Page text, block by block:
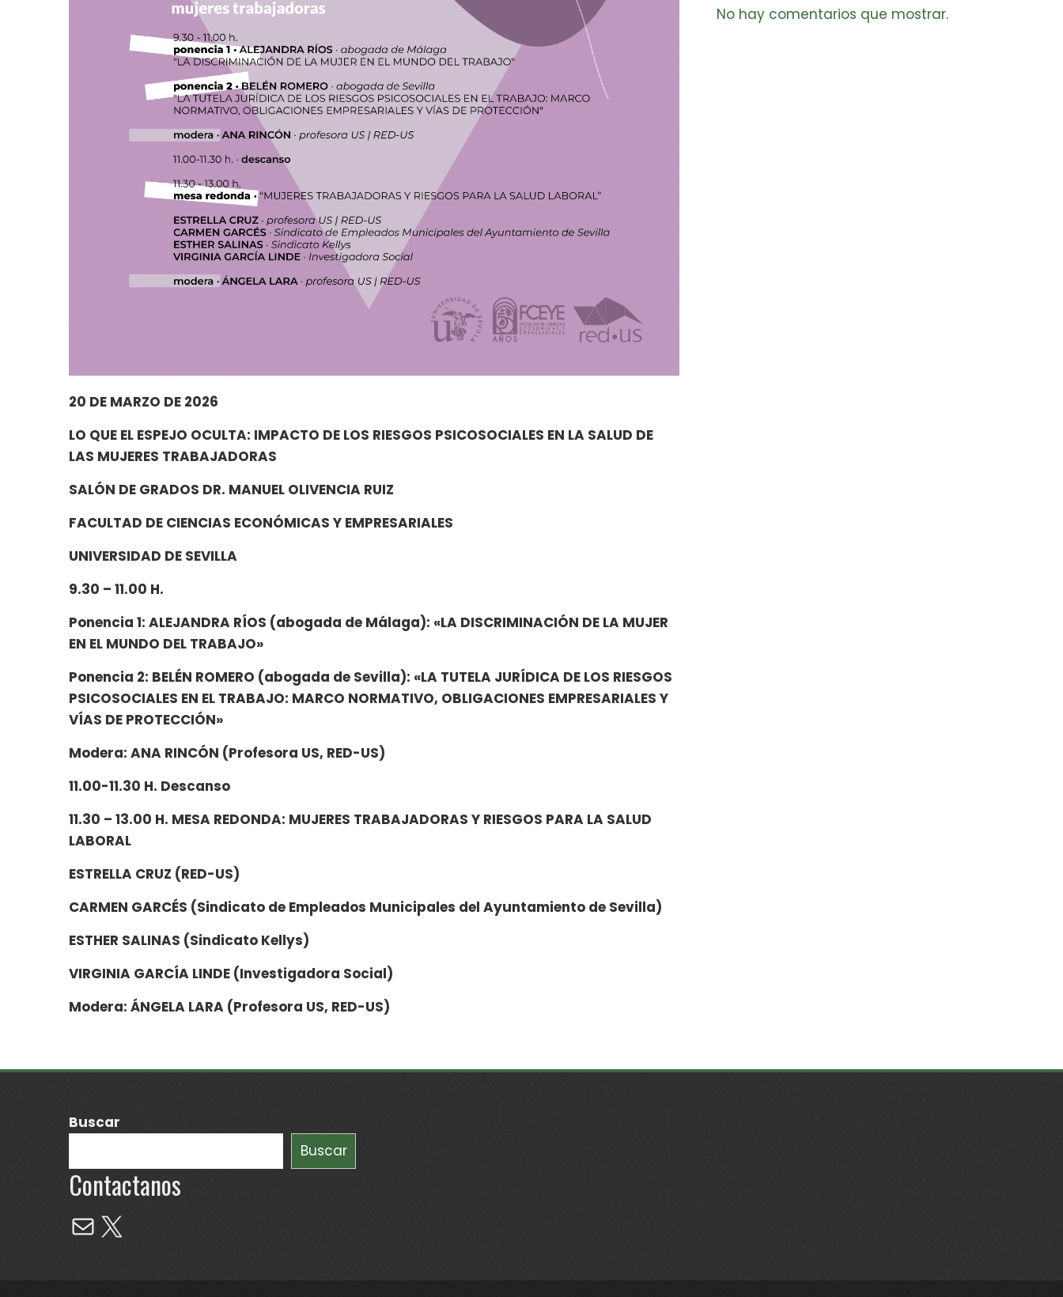
20 DE MARZO DE 2026
LO QUE EL ESPEJO OCULTA: IMPACTO DE LOS RIESGOS PSICOSOCIALES EN LA SALUD DE
LAS MUJERES TRABAJADORAS
SALÓN DE GRADOS DR. MANUEL OLIVENCIA RUIZ
FACULTAD DE CIENCIAS ECONÓMICAS Y EMPRESARIALES
UNIVERSIDAD DE SEVILLA
9.30 – 11.00 H.
Ponencia 1: ALEJANDRA RÍOS (abogada de Málaga): «LA DISCRIMINACIÓN DE LA MUJER
EN EL MUNDO DEL TRABAJO»
Ponencia 2: BELÉN ROMERO (abogada de Sevilla): «LA TUTELA JURÍDICA DE LOS RIESGOS
PSICOSOCIALES EN EL TRABAJO: MARCO NORMATIVO, OBLIGACIONES EMPRESARIALES Y
VÍAS DE PROTECCIÓN»
Modera: ANA RINCÓN (Profesora US, RED-US)
11.00-11.30 H. Descanso
11.30 – 13.00 H. MESA REDONDA: MUJERES TRABAJADORAS Y RIESGOS PARA LA SALUD
LABORAL
ESTRELLA CRUZ (RED-US)
CARMEN GARCÉS (Sindicato de Empleados Municipales del Ayuntamiento de Sevilla)
ESTHER SALINAS (Sindicato Kellys)
VIRGINIA GARCÍA LINDE (Investigadora Social)
Modera: ÁNGELA LARA (Profesora US, RED-US)
No hay comentarios que mostrar.
Buscar
Buscar
Contactanos
Mail
X